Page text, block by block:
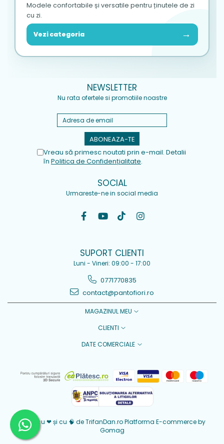
Modele confortabile și versatile pentru ținutele de zi
cu zi.
Vezi categoria →
NEWSLETTER
Nu rata ofertele si promotiile noastre
Vreau să primesc noutati prin e-mail. Detalii
în Politica de Confidențialitate.
SOCIAL
Urmareste-ne in social media
SUPORT CLIENTI
Luni - Vineri: 09:00 - 17:00
0771770835
contact@pantofiori.ro
MAGAZINUL MEU
CLIENTI
DATE COMERCIALE
Creat cu ❤ și cu 🧠 de TrifanDan.roPlatforma E-commerce by
Gomag